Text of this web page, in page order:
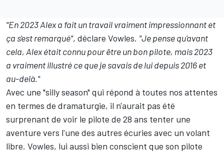
"En 2023 Alex a fait un travail vraiment impressionnant et
ça s'est remarqué", déclare Vowles. "Je pense qu'avant
cela, Alex était connu pour être un bon pilote, mais 2023
a vraiment illustré ce que je savais de lui depuis 2016 et
au-delà."
Avec une "silly season" qui répond à toutes nos attentes
en termes de dramaturgie, il n'aurait pas été
surprenant de voir le pilote de 28 ans tenter une
aventure vers l'une des autres écuries avec un volant
libre. Vowles, lui aussi bien conscient que son pilote